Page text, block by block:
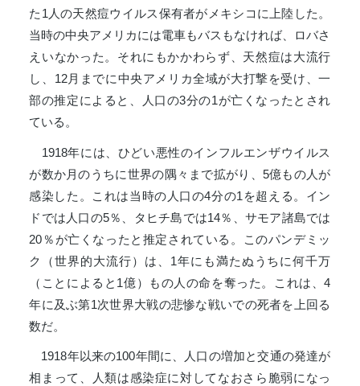
た1人の天然痘ウイルス保有者がメキシコに上陸した。
当時の中央アメリカには電車もバスもなければ、ロバさ
えいなかった。それにもかかわらず、天然痘は大流行
し、12月までに中央アメリカ全域が大打撃を受け、一
部の推定によると、人口の3分の1が亡くなったとされ
ている。
1918年には、ひどい悪性のインフルエンザウイルス
が数か月のうちに世界の隅々まで拡がり、5億もの人が
感染した。これは当時の人口の4分の1を超える。イン
ドでは人口の5％、タヒチ島では14％、サモア諸島では
20％が亡くなったと推定されている。このパンデミッ
ク（世界的大流行）は、1年にも満たぬうちに何千万
（ことによると1億）もの人の命を奪った。これは、4
年に及ぶ第1次世界大戦の悲惨な戦いでの死者を上回る
数だ。
1918年以来の100年間に、人口の増加と交通の発達が
相まって、人類は感染症に対してなおさら脆弱になっ